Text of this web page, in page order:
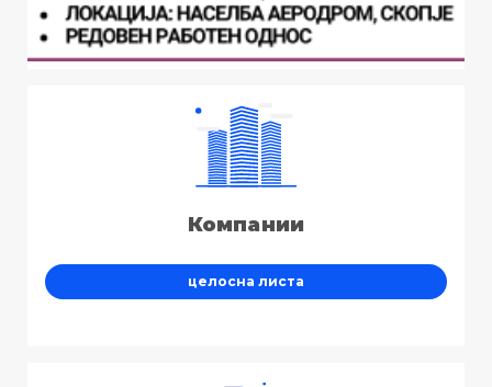
Компании
целосна листа